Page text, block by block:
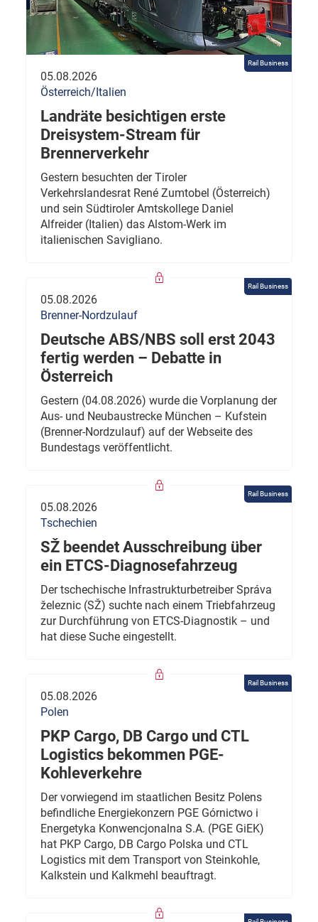
Rail Business
05.08.2026
Österreich/Italien
Landräte besichtigen erste
Dreisystem-Stream für
Brennerverkehr
Gestern besuchten der Tiroler
Verkehrslandesrat René Zumtobel (Österreich)
und sein Südtiroler Amtskollege Daniel
Alfreider (Italien) das Alstom-Werk im
italienischen Savigliano.
Rail Business
05.08.2026
Brenner-Nordzulauf
Deutsche ABS/NBS soll erst 2043
fertig werden – Debatte in
Österreich
Gestern (04.08.2026) wurde die Vorplanung der
Aus- und Neubaustrecke München – Kufstein
(Brenner-Nordzulauf) auf der Webseite des
Bundestags veröffentlicht.
Rail Business
05.08.2026
Tschechien
SŽ beendet Ausschreibung über
ein ETCS-Diagnosefahrzeug
Der tschechische Infrastrukturbetreiber Správa
železnic (SŽ) suchte nach einem Triebfahrzeug
zur Durchführung von ETCS-Diagnostik – und
hat diese Suche eingestellt.
Rail Business
05.08.2026
Polen
PKP Cargo, DB Cargo und CTL
Logistics bekommen PGE-
Kohleverkehre
Der vorwiegend im staatlichen Besitz Polens
befindliche Energiekonzern PGE Górnictwo i
Energetyka Konwencjonalna S.A. (PGE GiEK)
hat PKP Cargo, DB Cargo Polska und CTL
Logistics mit dem Transport von Steinkohle,
Kalkstein und Kalkmehl beauftragt.